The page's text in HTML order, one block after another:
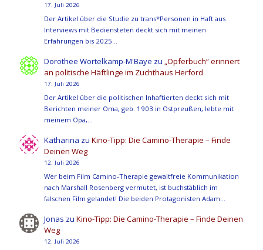
17. Juli 2026
Der Artikel über die Studie zu trans*Personen in Haft aus
Interviews mit Bediensteten deckt sich mit meinen
Erfahrungen bis 2025…
Dorothee Wortelkamp-M'Baye zu „Opferbuch“ erinnert
an politische Häftlinge im Zuchthaus Herford
17. Juli 2026
Der Artikel über die politischen Inhaftierten deckt sich mit
Berichten meiner Oma, geb. 1903 in Ostpreußen, lebte mit
meinem Opa,…
Katharina zuKino-Tipp: Die Camino-Therapie – Finde
Deinen Weg
12. Juli 2026
Wer beim Film Camino-Therapie gewaltfreie Kommunikation
nach Marshall Rosenberg vermutet, ist buchstäblich im
falschen Film gelandet! Die beiden Protagonisten Adam…
Jonas zuKino-Tipp: Die Camino-Therapie – Finde Deinen
Weg
12. Juli 2026